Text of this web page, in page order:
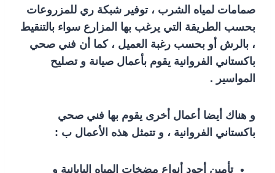
صمامات لمياه الشرب ، توفير شبكة ري للمزروعات
بحسب الطريقة التي يرغب بها المزارع سواء بالتنقيط
، بالرش أو بحسب رغبة العميل ، كما أن فني صحي
باكستاني الفروانية يقوم بأعمال صيانة و تصليح
المواسير .
و هناك أيضا أعمال أخرى يقوم بها فني صحي
باكستاني الفروانية ، و تتمثل هذه الأعمال ب :
تأمين أجود أنواع مضخات المياه اليابانية و